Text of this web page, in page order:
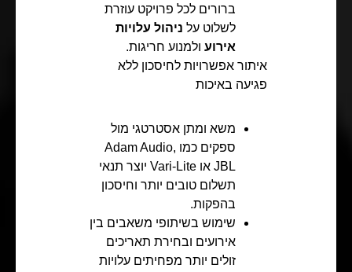
ברורים לכל פרויקט עוזרת
לשלוט על ניהול עלויות
אירוע ולמנוע חריגות.
איתור אפשרויות לחיסכון ללא
פגיעה באיכות
משא ומתן אסטרטגי מול
ספקים כמו Adam Audio,
JBL או Vari-Lite יוצר תנאי
תשלום טובים יותר וחיסכון
בהפקות.
שימוש בשיתופי משאבים בין
אירועים ובחירת תאריכים
זולים יותר מפחיתים עלויות